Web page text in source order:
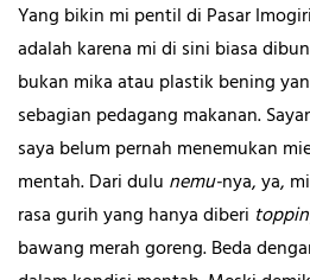
Yang bikin mi pentil di Pasar
adalah karena mi di sini biasa
bukan mika atau plastik bening
sebagian pedagang makanan.
saya belum pernah menemukan
mentah. Dari dulu nemu-nya, ya,
rasa gurih yang hanya diberi
bawang merah goreng. Beda